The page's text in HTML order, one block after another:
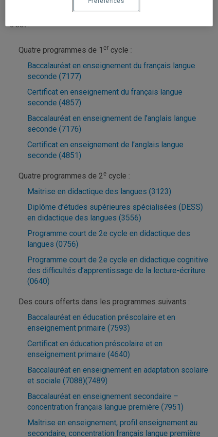
Le Département de didactique des langues à l’UQAM,
c’est :
Quatre programmes de 1 er cycle :
Baccalauréat en enseignement du français langue
seconde (7177)
Certificat en enseignement du français langue
seconde (4857)
Baccalauréat en enseignement de l’anglais langue
seconde (7176)
Certificat en enseignement de l’anglais langue
seconde (4851)
Quatre programmes de 2e cycle :
Maitrise en didactique des langues (3123)
Diplôme d’études supérieures spécialisées (DESS)
en didactique des langues (3556)
Programme court de 2e cycle en didactique des
langues (0756)
Programme court de 2e cycle en didactique cognitive
des difficultés d’apprentissage de la lecture-écriture
(0640)
Des cours offerts dans les programmes suivants :
Baccalauréat en éducation préscolaire et en
enseignement primaire (7593)
Certificat en éducation préscolaire et en
enseignement primaire (4640)
Baccalauréat en enseignement en adaptation scolaire
et sociale (7088)(7489)
Baccalauréat en enseignement secondaire –
concentration français langue première (7951)
Maîtrise en enseignement, profil enseignement au
secondaire, concentration français langue première